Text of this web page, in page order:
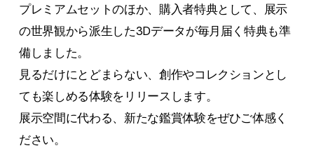
プレミアムセットのほか、購入者特典として、展示
の世界観から派生した3Dデータが毎月届く特典も準
備しました。
見るだけにとどまらない、創作やコレクションとし
ても楽しめる体験をリリースします。
展示空間に代わる、新たな鑑賞体験をぜひご体感く
ださい。